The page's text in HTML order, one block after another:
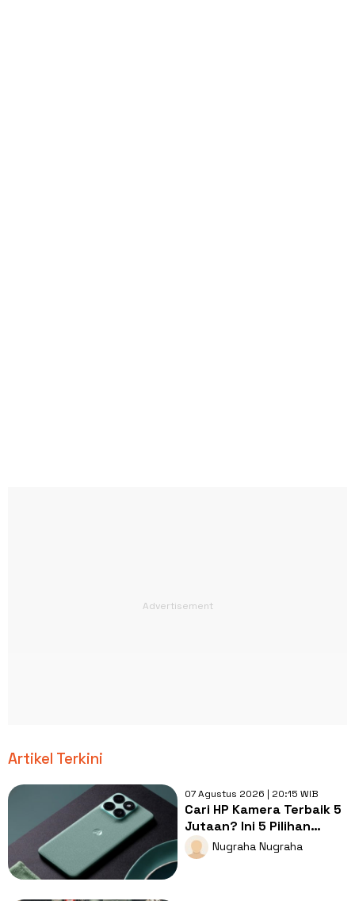
Artikel Terkini
07 Agustus 2026 | 20:15 WIB
Cari HP Kamera Terbaik 5
Jutaan? Ini 5 Pilihan
dengan Foto Paling Tajam
Nugraha Nugraha